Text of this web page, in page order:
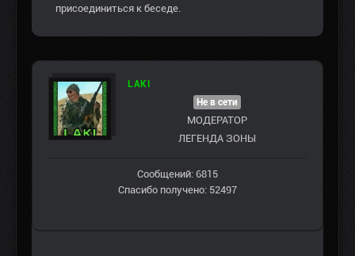
присоединиться к беседе.
LAKI
Не в сети
МОДЕРАТОР
ЛЕГЕНДА ЗОНЫ
Сообщений: 6815
Спасибо получено: 52497